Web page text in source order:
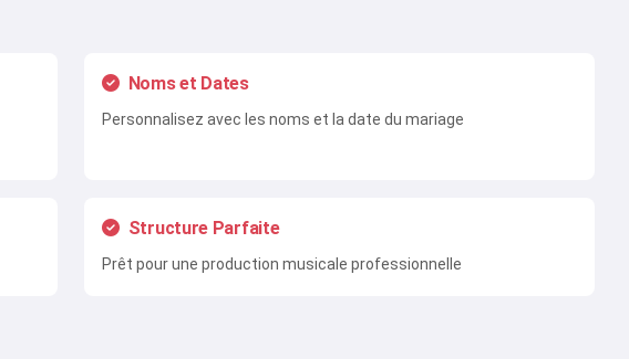
Noms et Dates
Personnalisez avec les noms et la date du mariage
Structure Parfaite
Prêt pour une production musicale professionnelle